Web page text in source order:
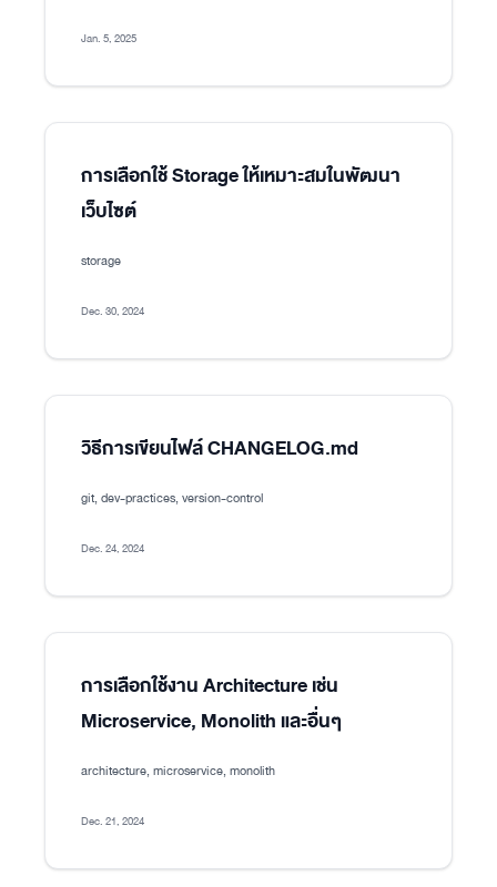
Jan. 5, 2025
การเลือกใช้ Storage ให้เหมาะสมในพัฒนา
เว็บไซต์
storage
Dec. 30, 2024
วิธีการเขียนไฟล์ CHANGELOG.md
git, dev-practices, version-control
Dec. 24, 2024
การเลือกใช้งาน Architecture เช่น
Microservice, Monolith และอื่นๆ
architecture, microservice, monolith
Dec. 21, 2024